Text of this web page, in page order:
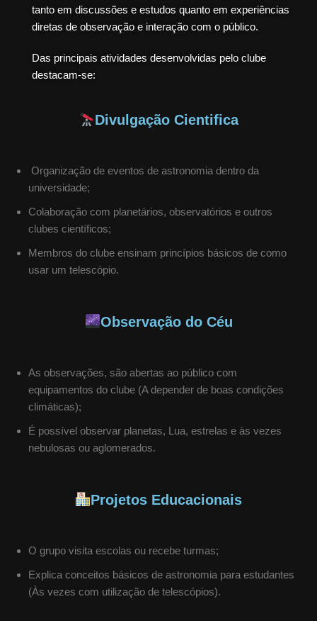
tanto em discussões e estudos quanto em experiências
diretas de observação e interação com o público.
Das principais atividades desenvolvidas pelo clube
destacam-se:
Divulgação Cientifica
Organização de eventos de astronomia dentro da
universidade;
Colaboração com planetários, observatórios e outros
clubes científicos;
Membros do clube ensinam princípios básicos de como
usar um telescópio.
Observação do Céu
As observações, são abertas ao público com
equipamentos do clube (A depender de boas condições
climáticas);
É possível observar planetas, Lua, estrelas e às vezes
nebulosas ou aglomerados.
Projetos Educacionais
O grupo visita escolas ou recebe turmas;
Explica conceitos básicos de astronomia para estudantes
(Às vezes com utilização de telescópios).